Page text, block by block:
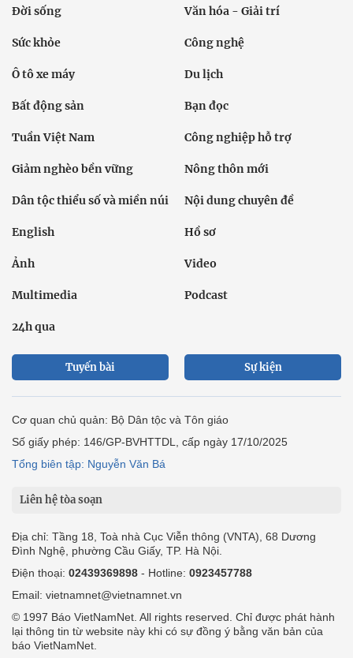
Đời sống Văn hóa - Giải trí
Sức khỏe Công nghệ
Ô tô xe máy Du lịch
Bất động sản Bạn đọc
Tuần Việt Nam Công nghiệp hỗ trợ
Giảm nghèo bền vững Nông thôn mới
Dân tộc thiểu số và miền núi Nội dung chuyên đề
English Hồ sơ
Ảnh Video
Multimedia Podcast
24h qua
Tuyến bài Sự kiện
Cơ quan chủ quản: Bộ Dân tộc và Tôn giáo
Số giấy phép: 146/GP-BVHTTDL, cấp ngày 17/10/2025
Tổng biên tập: Nguyễn Văn Bá
Liên hệ tòa soạn
Địa chỉ: Tầng 18, Toà nhà Cục Viễn thông (VNTA), 68 Dương
Đình Nghệ, phường Cầu Giấy, TP. Hà Nội.
Điện thoại: 02439369898 - Hotline: 0923457788
Email: vietnamnet@vietnamnet.vn
© 1997 Báo VietNamNet. All rights reserved. Chỉ được phát hành
lại thông tin từ website này khi có sự đồng ý bằng văn bản của
báo VietNamNet.